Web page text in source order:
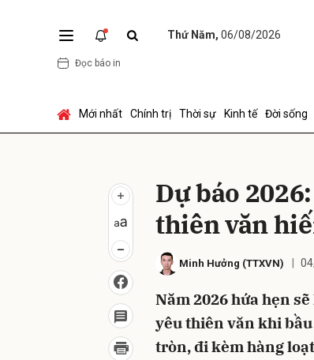
Thứ Năm, 06/08/2026
Đọc báo in
Mới nhất Chính trị Thời sự Kinh tế Đời sống
Dự báo
thiên văn
Minh Hưởng (TTXVN)
Năm 2026 hứa hẹn
yêu thiên văn khi
tròn, đi kèm hàng